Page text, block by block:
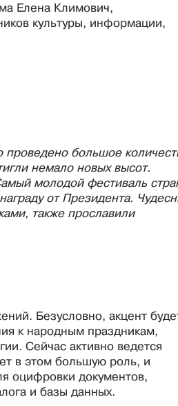
Елена Климович,
культуры, информации,
большое
немало новых высот.
молодой фестиваль
от Президента.
также прославили
Безусловно, акцент
к народным праздникам,
Сейчас активно ведется
в этом большую роль, и
оцифровки документов,
и базы данных.